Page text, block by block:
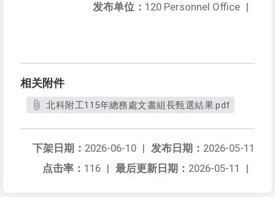
发布单位： 120 Personnel Office |
相关附件
北科附工115年總務處文書組長甄選結果.pdf
发布日期： 2026-05-11
下架日期： 2026-06-10 |
最后更新日期： 2026-05-11 |
点击率： 116 |